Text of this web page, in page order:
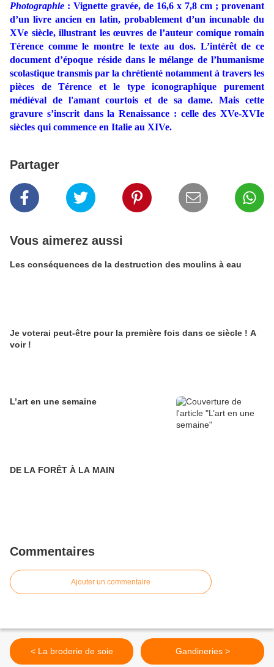
Photographie : Vignette gravée, de 16,6 x 7,8 cm ; provenant
d’un livre ancien en latin, probablement d’un incunable du
XVe siècle, illustrant les œuvres de l’auteur comique romain
Térence comme le montre le texte au dos. L’intérêt de ce
document d’époque réside dans le mélange de l’humanisme
scolastique transmis par la chrétienté notamment à travers les
pièces de Térence et le type iconographique purement
médiéval de l'amant courtois et de sa dame. Mais cette
gravure s’inscrit dans la Renaissance : celle des XVe-XVIe
siècles qui commence en Italie au XIVe.
Partager
Vous aimerez aussi
Les conséquences de la destruction des moulins à eau
Je voterai peut-être pour la première fois dans ce siècle ! A
voir !
L’art en une semaine
DE LA FORÊT À LA MAIN
Commentaires
Ajouter un commentaire
< La broderie de soie Gandineries >